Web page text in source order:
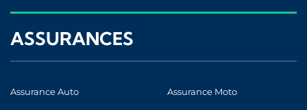
ASSURANCES
Assurance Auto Assurance Moto